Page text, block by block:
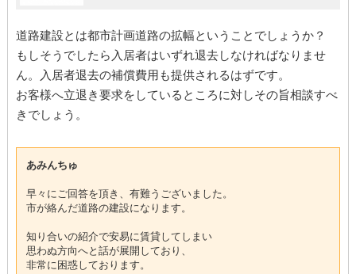
道路建設とは都市計画道路の拡幅ということでしょうか？
もしそうでしたら入居者はいずれ退去しなければなりませ
ん。入居者退去の補償費用も提供されるはずです。
お客様へ立退き要求をしているところに対しその旨相談すべ
きでしょう。
あみんちゅ
早々にご回答を頂き、有難うございました。
市が絡んだ道路の建設になります。
知り合いの紹介で安易に賃貸してしまい
思わぬ方向へと話が展開しており、
非常に困惑しております。